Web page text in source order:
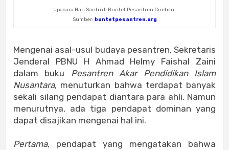
Upacara Hari Santri di Buntet Pesantren Cirebon.
Sumber: buntetpesantren.org
Mengenai asal-usul budaya pesantren, Sekretaris
Jenderal PBNU H Ahmad Helmy Faishal Zaini
dalam buku Pesantren Akar Pendidikan Islam
Nusantara, menuturkan bahwa terdapat banyak
sekali silang pendapat diantara para ahli. Namun
menurutnya, ada tiga pendapat dominan yang
dapat disajikan mengenai hal ini.
Pertama, pendapat yang mengatakan bahwa